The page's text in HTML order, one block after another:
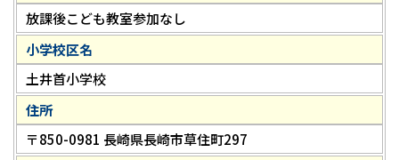
放課後こども教室参加なし
小学校区名
土井首小学校
住所
〒850-0981 長崎県長崎市草住町297